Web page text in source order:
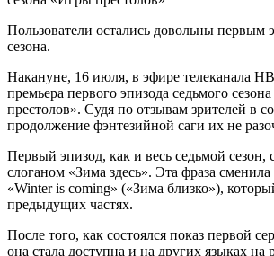
Пользователи остались довольны первым
сезона.
Накануне, 16 июля, в эфире телеканала
премьера первого эпизода седьмого
престолов». Судя по отзывам зрителей в
продолжение фэнтезийной саги их не
Первый эпизод, как и весь седьмой сезон,
слоганом «Зима здесь». Эта фраза
«Winter is coming» («Зима близко»),
предыдущих частях.
После того, как состоялся показ первой
она стала доступна и на других языках на